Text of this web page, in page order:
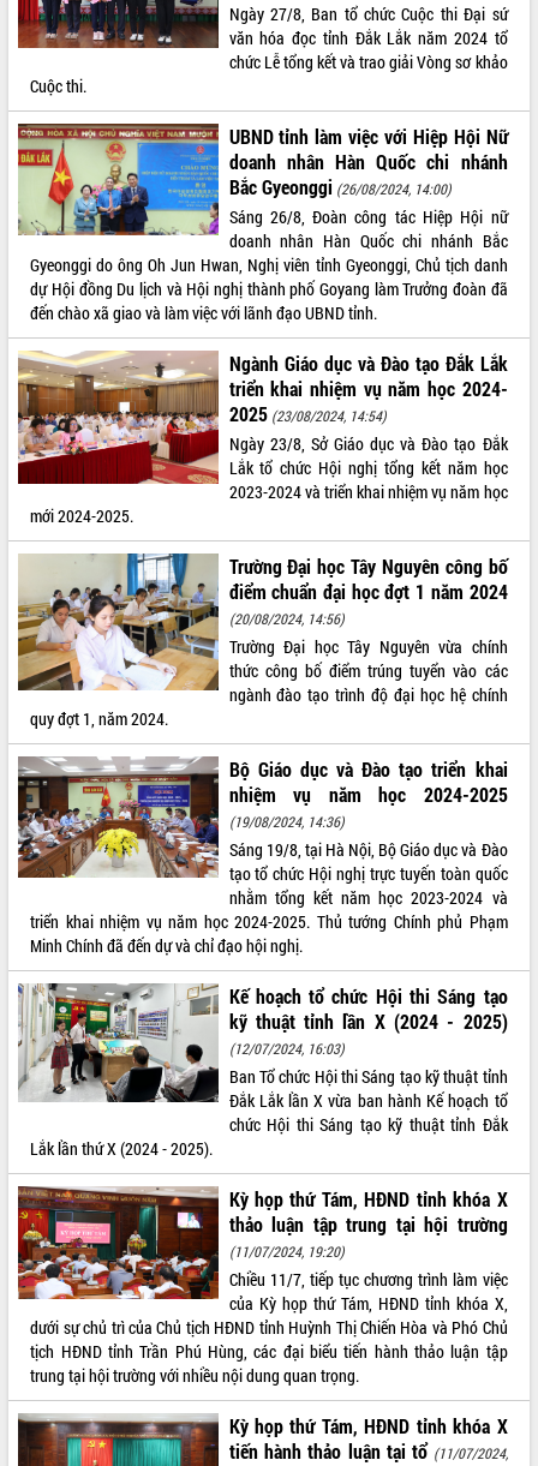
VIDEO
Loading the player...
Trailer Lễ hội Sầu riêng Đắk Lắk năm
2026
Khám bệnh, cấp phát thuốc miễn phí
và tặng quà người dân xã Cư Pui
Hội nghị UBND tỉnh Đắk Lắk thường kỳ
tháng 7/2026
Lễ truy tặng danh hiệu “Bà Mẹ Việt
Nam Anh hùng” và trao Huân chương
Lao động
UBND tỉnh Đắk Lắk triển khai nhiệm
vụ 6 tháng cuối năm 2026
Kỳ họp thứ Hai, Hội đồng nhân dân
tỉnh khóa XI quyết nghị nhiều nội dung
quan trọng
Bí thư Tỉnh ủy Lương Nguyễn Minh
Triết thăm, tặng quà người có công với
Rà soát, hoàn thiện hệ thống thiết chế
văn hóa, thể thao đáp ứng yêu cầu
phát triển mới
Thường trực HĐND tỉnh Đắk Lắk gặp
mặt Đoàn chuyên gia y tế TP. Hồ Chí
Minh
Lễ truy điệu và an táng hài cốt liệt sĩ
Bàn giải pháp tháo gỡ khó khăn trong
xuất khẩu sầu riêng và triển khai quy
định EUDR
Thứ trưởng Bộ Nông nghiệp và Môi
trường Nguyễn Hoàng Hiệp khảo sát
vùng trồng và doanh nghiệp đóng gói
sầu riêng tại Đắk Lắk
Trình diễn nghệ thuật chế biến các
món ăn từ sầu riêng
Đắk Lắk công bố Quy hoạch và xúc
tiến đầu tư tỉnh
Ngành cá ngừ Đắk Lắk chủ động thích
ứng để giữ vững thị trường xuất khẩu
ALBUM ẢNH
THỐNG KÊ TRUY CẬP
Hôm nay: 10853
Tất cả: 66123967
Ngày 27/8, Ban tổ chức Cuộc thi Đại sứ
văn hóa đọc tỉnh Đắk Lắk năm 2024 tổ
chức Lễ tổng kết và trao giải Vòng sơ khảo
Cuộc thi.
UBND tỉnh làm việc với Hiệp Hội Nữ
doanh nhân Hàn Quốc chi nhánh
Bắc Gyeonggi (26/08/2024, 14:00)
Sáng 26/8, Đoàn công tác Hiệp Hội nữ
doanh nhân Hàn Quốc chi nhánh Bắc
Gyeonggi do ông Oh Jun Hwan, Nghị viên tỉnh Gyeonggi, Chủ tịch danh
dự Hội đồng Du lịch và Hội nghị thành phố Goyang làm Trưởng đoàn đã
đến chào xã giao và làm việc với lãnh đạo UBND tỉnh.
Ngành Giáo dục và Đào tạo Đắk Lắk
triển khai nhiệm vụ năm học 2024-
2025 (23/08/2024, 14:54)
Ngày 23/8, Sở Giáo dục và Đào tạo Đắk
Lắk tổ chức Hội nghị tổng kết năm học
2023-2024 và triển khai nhiệm vụ năm học
mới 2024-2025.
Trường Đại học Tây Nguyên công bố
điểm chuẩn đại học đợt 1 năm 2024
(20/08/2024, 14:56)
Trường Đại học Tây Nguyên vừa chính
thức công bố điểm trúng tuyển vào các
ngành đào tạo trình độ đại học hệ chính
quy đợt 1, năm 2024.
Bộ Giáo dục và Đào tạo triển khai
nhiệm vụ năm học 2024-2025
(19/08/2024, 14:36)
Sáng 19/8, tại Hà Nội, Bộ Giáo dục và Đào
tạo tổ chức Hội nghị trực tuyến toàn quốc
nhằm tổng kết năm học 2023-2024 và
triển khai nhiệm vụ năm học 2024-2025. Thủ tướng Chính phủ Phạm
Minh Chính đã đến dự và chỉ đạo hội nghị.
Kế hoạch tổ chức Hội thi Sáng tạo
kỹ thuật tỉnh lần X (2024 - 2025)
(12/07/2024, 16:03)
Ban Tổ chức Hội thi Sáng tạo kỹ thuật tỉnh
Đắk Lắk lần X vừa ban hành Kế hoạch tổ
chức Hội thi Sáng tạo kỹ thuật tỉnh Đắk
Lắk lần thứ X (2024 - 2025).
Kỳ họp thứ Tám, HĐND tỉnh khóa X
thảo luận tập trung tại hội trường
(11/07/2024, 19:20)
Chiều 11/7, tiếp tục chương trình làm việc
của Kỳ họp thứ Tám, HĐND tỉnh khóa X,
dưới sự chủ trì của Chủ tịch HĐND tỉnh Huỳnh Thị Chiến Hòa và Phó Chủ
tịch HĐND tỉnh Trần Phú Hùng, các đại biểu tiến hành thảo luận tập
trung tại hội trường với nhiều nội dung quan trọng.
Kỳ họp thứ Tám, HĐND tỉnh khóa X
tiến hành thảo luận tại tổ (11/07/2024,